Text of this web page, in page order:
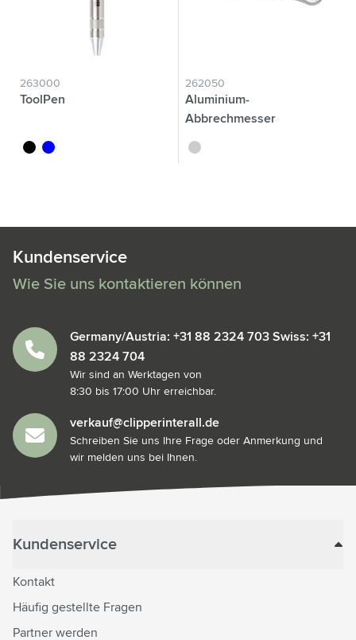
263000
ToolPen
noir bleu
262050
Aluminium-
Abbrechmesser
argenté
Kundenservice
Wie Sie uns kontaktieren können
Germany/Austria: +31 88 2324 703 Swiss: +31
88 2324 704
Wir sind an Werktagen von
8:30 bis 17:00 Uhr erreichbar.
verkauf@clipperinterall.de
Schreiben Sie uns Ihre Frage oder Anmerkung und
wir melden uns bei Ihnen.
Kundenservice
Kontakt
Häufig gestellte Fragen
Partner werden